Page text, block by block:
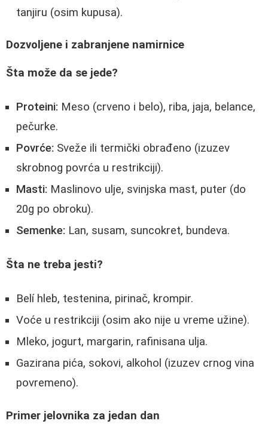
tanjiru (osim kupusa).
Dozvoljene i zabranjene namirnice
Šta može da se jede?
Proteini: Meso (crveno i belo), riba, jaja, belance,
pečurke.
Povrće: Sveže ili termički obrađeno (izuzev
skrobnog povrća u restrikciji).
Masti: Maslinovo ulje, svinjska mast, puter (do
20g po obroku).
Semenke: Lan, susam, suncokret, bundeva.
Šta ne treba jesti?
Belí hleb, testenina, pirinač, krompir.
Voće u restrikciji (osim ako nije u vreme užine).
Mleko, jogurt, margarin, rafinisana ulja.
Gazirana pića, sokovi, alkohol (izuzev crnog vina
povremeno).
Primer jelovnika za jedan dan